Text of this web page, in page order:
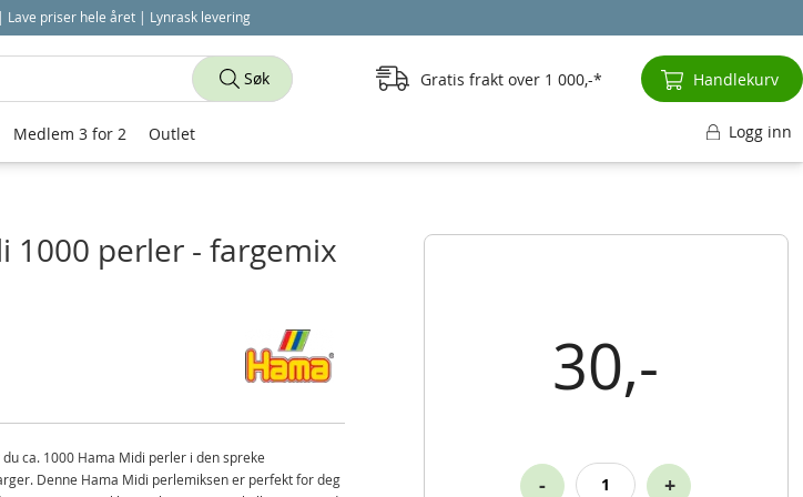
Lave priser hele året | Lynrask levering
30,-
- +
1000 perler - fargemix
ca. 1000 Hama Midi perler i den spreke
Denne Hama Midi perlemiksen er perfekt for deg
Søk Gratis frakt over 1 000,- Handlekurv
Medlem 3 for 2 Outlet Logg inn